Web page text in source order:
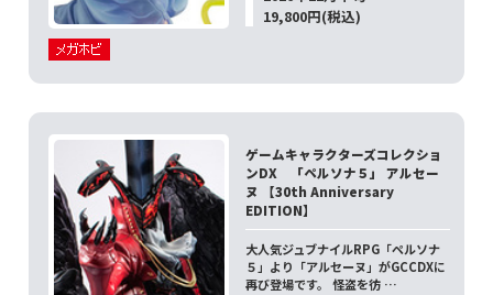
19,800円(税込)
ゲームキャラクターズコレクショ
ンDX 「ペルソナ５」 アルセー
ヌ 【30th Anniversary
EDITION】
大人気ジュブナイルRPG「ペルソナ
５」より「アルセーヌ」がGCCDXに
再び登場です。 怪盗を彷 …